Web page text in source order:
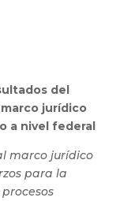
del
jurídico
a nivel federal
marco jurídico
para la